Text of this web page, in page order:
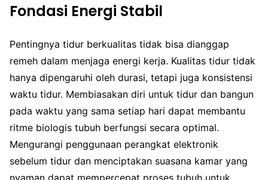
Fondasi Energi Stabil
Pentingnya tidur berkualitas tidak bisa dianggap
remeh dalam menjaga energi kerja. Kualitas tidur tidak
hanya dipengaruhi oleh durasi, tetapi juga konsistensi
waktu tidur. Membiasakan diri untuk tidur dan bangun
pada waktu yang sama setiap hari dapat membantu
ritme biologis tubuh berfungsi secara optimal.
Mengurangi penggunaan perangkat elektronik
sebelum tidur dan menciptakan suasana kamar yang
nyaman dapat mempercepat proses tubuh untuk